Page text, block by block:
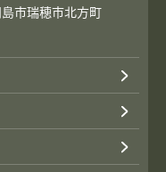
市瑞穂市北方町